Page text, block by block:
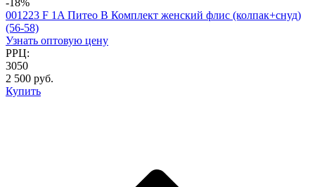
001223 F 1A Питео B Комплект женский флис (колпак+снуд)
(56-58)
Узнать оптовую цену
РРЦ:
3050
2 500 руб.
Купить